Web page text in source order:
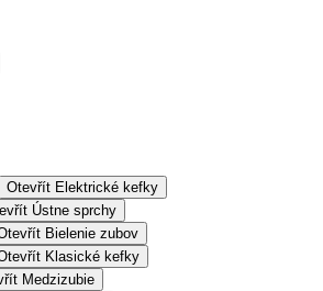
Otevřít Elektrické kefky
Ústne sprchy
Bielenie zubov
Klasické kefky
Medzizubie